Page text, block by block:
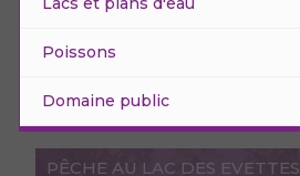
Poissons
Domaine public
PÊCHE AU LAC DES EVETTES